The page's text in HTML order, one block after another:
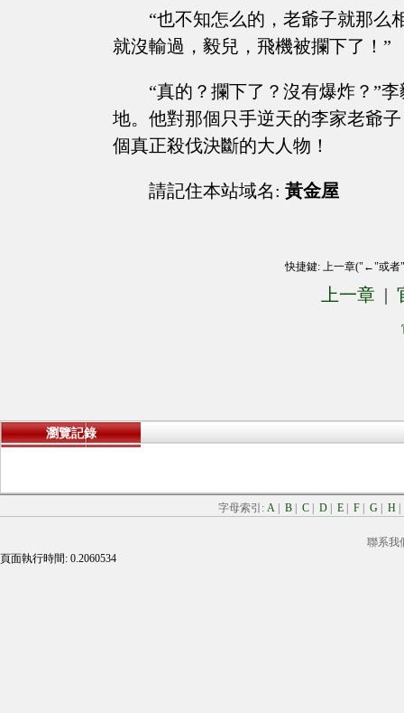
“也不知怎么的，老爺子就那么
就沒輸過，毅兒，飛機被攔下了！”
“真的？攔下了？沒有爆炸？”
地。他對那個只手逆天的李家老爺
個真正殺伐決斷的大人物！
請記住本站域名: 黃金屋
快捷鍵: 上一章("←"或
上一章 |
瀏覽記錄
字母索引: A B C D E F G H
聯系我
頁面執行時間: 0.2060534